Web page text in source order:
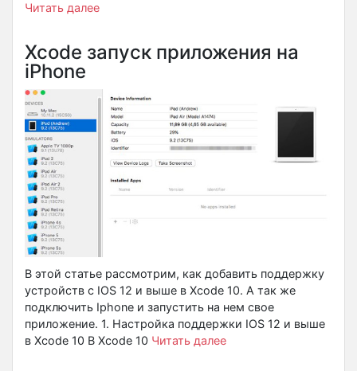
Читать далее
Xcode запуск приложения на
iPhone
В этой статье рассмотрим, как добавить поддержку
устройств с IOS 12 и выше в Xcode 10. А так же
подключить Iphone и запустить на нем свое
приложение. 1. Настройка поддержки IOS 12 и выше
в Xcode 10 В Xcode 10 Читать далее